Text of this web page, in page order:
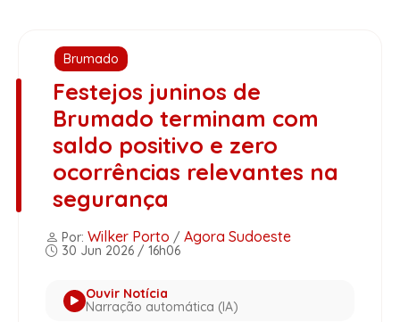
Brumado
Festejos juninos de
Brumado terminam com
saldo positivo e zero
ocorrências relevantes na
segurança
Por: Wilker Porto / Agora Sudoeste
30 Jun 2026 / 16h06
Ouvir Notícia
Narração automática (IA)